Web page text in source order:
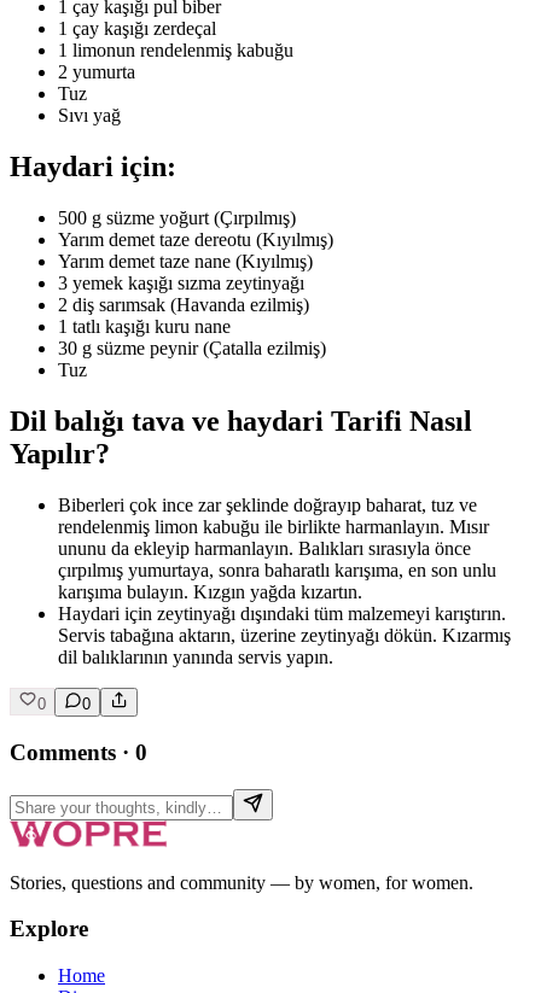
1 çay kaşığı pul biber
1 çay kaşığı zerdeçal
1 limonun rendelenmiş kabuğu
2 yumurta
Tuz
Sıvı yağ
Haydari için:
500 g süzme yoğurt (Çırpılmış)
Yarım demet taze dereotu (Kıyılmış)
Yarım demet taze nane (Kıyılmış)
3 yemek kaşığı sızma zeytinyağı
2 diş sarımsak (Havanda ezilmiş)
1 tatlı kaşığı kuru nane
30 g süzme peynir (Çatalla ezilmiş)
Tuz
Dil balığı tava ve haydari Tarifi Nasıl
Yapılır?
Biberleri çok ince zar şeklinde doğrayıp baharat, tuz ve
rendelenmiş limon kabuğu ile birlikte harmanlayın. Mısır
ununu da ekleyip harmanlayın. Balıkları sırasıyla önce
çırpılmış yumurtaya, sonra baharatlı karışıma, en son unlu
karışıma bulayın. Kızgın yağda kızartın.
Haydari için zeytinyağı dışındaki tüm malzemeyi karıştırın.
Servis tabağına aktarın, üzerine zeytinyağı dökün. Kızarmış
dil balıklarının yanında servis yapın.
0 0
Comments · 0
Stories, questions and community — by women, for women.
Explore
Home